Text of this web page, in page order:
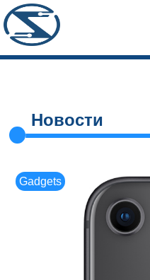
Новости
Gadgets